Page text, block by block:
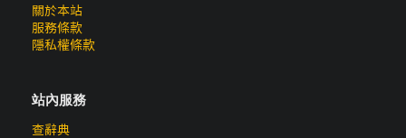
關於本站
服務條款
隱私權條款
站內服務
查辭典